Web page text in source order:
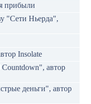
прибыли
"Сети Ньерда",
Insolate
автор
деньги", автор